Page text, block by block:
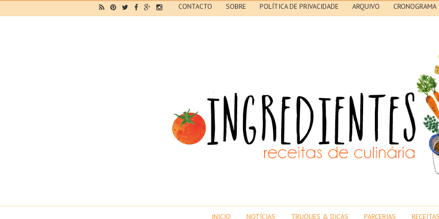
CONTACTO SOBRE POLÍTICA DE PRIVACIDADE ARQUIVO CRONOGRAMA
INICIO NOTÍCIAS TRUQUES & DICAS PARCERIAS